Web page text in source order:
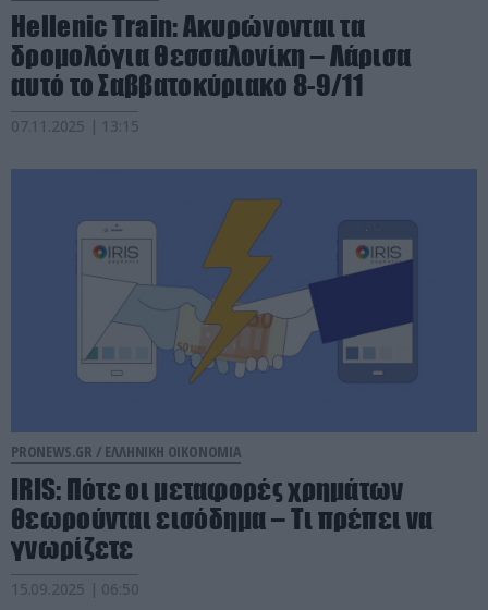
Hellenic Train: Ακυρώνονται τα
δρομολόγια Θεσσαλονίκη – Λάρισα
αυτό το Σαββατοκύριακο 8-9/11
07.11.2025 | 13:15
PRONEWS.GR / ΕΛΛΗΝΙΚΗ ΟΙΚΟΝΟΜΙΑ
IRIS: Πότε οι μεταφορές χρημάτων
θεωρούνται εισόδημα – Τι πρέπει να
γνωρίζετε
15.09.2025 | 06:50